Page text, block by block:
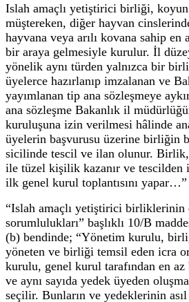
Islah amaçlı yetiştirici birliği,
müştereken, diğer hayvan
hayvana veya arılı kovana sahip
bir araya gelmesiyle kurulur. İl
yönelik aynı türden yalnızca bir
üyelerce hazırlanıp imzalanan ve
yayımlanan tip ana sözleşmeye
ana sözleşme Bakanlık il
kuruluşuna izin verilmesi hâlinde
üyelerin başvurusu üzerine birliğin
sicilinde tescil ve ilan olunur.
ile tüzel kişilik kazanır ve tescilden
ilk genel kurul toplantısını
“Islah amaçlı yetiştirici birliklerinin
sorumlulukları” başlıklı 10/B
(b) bendinde; “Yönetim kurulu,
yöneten ve birliği temsil eden icra
kurulu, genel kurul tarafından en az
ve aynı sayıda yedek üyeden
seçilir. Bunların ve yedeklerinin asıl